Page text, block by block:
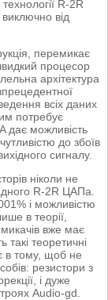
R-2R
від
перемикає
процесор
архітектура
всіх даних
потребує
дає можливість
до збоїв
сигналу.
ніколи не
R-2R ЦАПа.
і можливістю
в теорії,
вже має
такі теоретичні
в тому, щоб не
резистори з
і дуже
Audio-gd.